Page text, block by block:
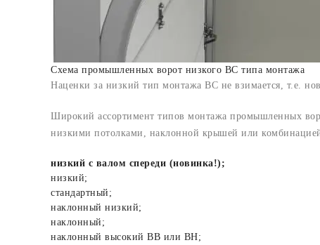
Схема промышленных ворот низкого ВС типа монтажа
Наценки за низкий тип монтажа ВС не взимается, т.е.
Широкий ассортимент типов монтажа промышленных
низкими потолками, наклонной крышей или
низкий с валом спереди (новинка!) ;
низкий;
стандартный;
наклонный низкий;
наклонный;
наклонный высокий ВВ или ВН;